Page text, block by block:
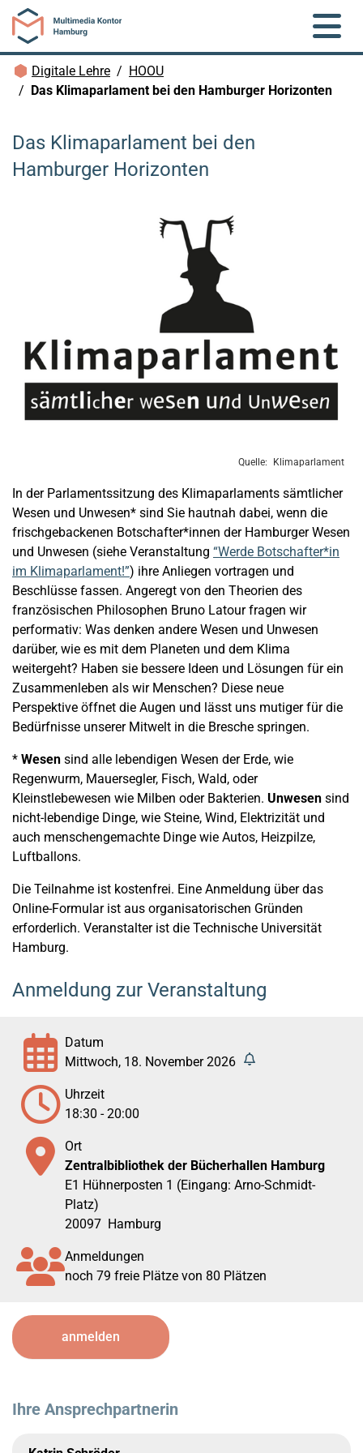
Zum Hauptinhalt springen
Brotkrümelnavigation
Digitale Lehre
HOOU
Das Klimaparlament bei den Hamburger Horizonten
Das Klimaparlament bei den
Hamburger Horizonten
Klimaparlament
In der Parlamentssitzung des Klimaparlaments sämtlicher
Wesen und Unwesen* sind Sie hautnah dabei, wenn die
frischgebackenen Botschafter*innen der Hamburger Wesen
und Unwesen (siehe Veranstaltung “Werde Botschafter*in
im Klimaparlament!”) ihre Anliegen vortragen und
Beschlüsse fassen. Angeregt von den Theorien des
französischen Philosophen Bruno Latour fragen wir
performativ: Was denken andere Wesen und Unwesen
darüber, wie es mit dem Planeten und dem Klima
weitergeht? Haben sie bessere Ideen und Lösungen für ein
Zusammenleben als wir Menschen? Diese neue
Perspektive öffnet die Augen und lässt uns mutiger für die
Bedürfnisse unserer Mitwelt in die Bresche springen.
* Wesen sind alle lebendigen Wesen der Erde, wie
Regenwurm, Mauersegler, Fisch, Wald, oder
Kleinstlebewesen wie Milben oder Bakterien. Unwesen sind
nicht-lebendige Dinge, wie Steine, Wind, Elektrizität und
auch menschengemachte Dinge wie Autos, Heizpilze,
Luftballons.
Die Teilnahme ist kostenfrei. Eine Anmeldung über das
Online-Formular ist aus organisatorischen Gründen
erforderlich. Veranstalter ist die Technische Universität
Hamburg.
Anmeldung zur Veranstaltung
Datum
Mittwoch, 18. November 2026
Uhrzeit
18:30 - 20:00
Ort
Zentralbibliothek der Bücherhallen Hamburg
E1 Hühnerposten 1 (Eingang: Arno-Schmidt-
Platz)
20097 Hamburg
Anmeldungen
noch 79 freie Plätze von 80 Plätzen
anmelden
Ihre Ansprechpartnerin